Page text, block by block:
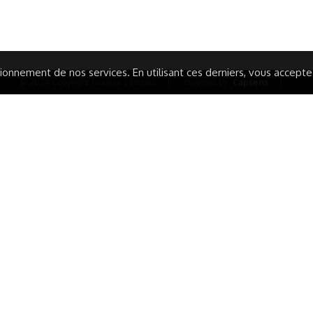
de nos services. En utilisant ces derniers, vous